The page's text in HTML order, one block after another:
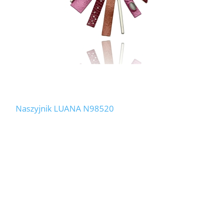
Naszyjnik LUANA N98520